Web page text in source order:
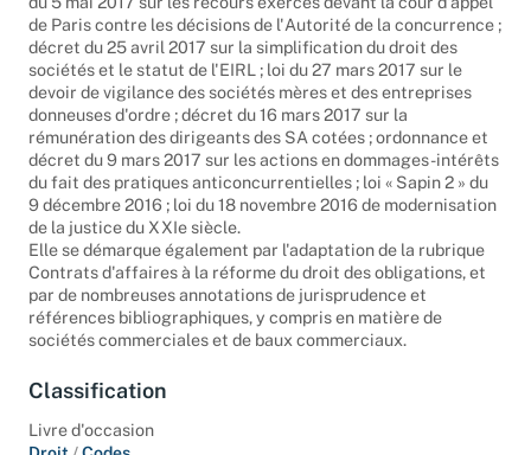
de Paris contre les décisions de l'Autorité de la concurrence ;
décret du 25 avril 2017 sur la simplification du droit des
sociétés et le statut de l'EIRL ; loi du 27 mars 2017 sur le
devoir de vigilance des sociétés mères et des entreprises
donneuses d'ordre ; décret du 16 mars 2017 sur la
rémunération des dirigeants des SA cotées ; ordonnance et
décret du 9 mars 2017 sur les actions en dommages-intérêts
du fait des pratiques anticoncurrentielles ; loi « Sapin 2 » du
9 décembre 2016 ; loi du 18 novembre 2016 de modernisation
de la justice du XXIe siècle.
Elle se démarque également par l'adaptation de la rubrique
Contrats d'affaires à la réforme du droit des obligations, et
par de nombreuses annotations de jurisprudence et
références bibliographiques, y compris en matière de
sociétés commerciales et de baux commerciaux.
Classification
Livre d'occasion